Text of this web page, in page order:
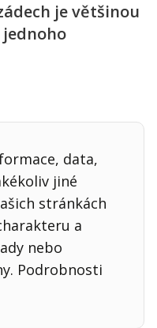
je většinou
jednoho
data,
jiné
stránkách
a
nebo
Podrobnosti